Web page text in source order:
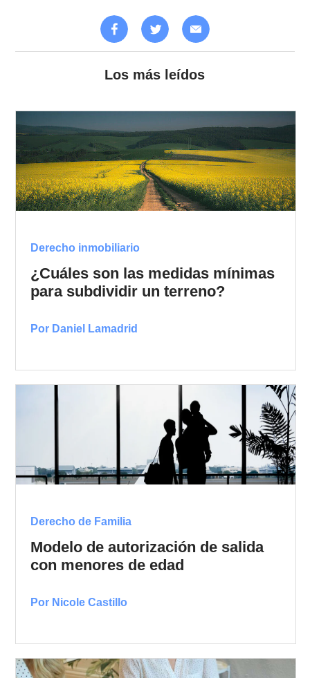
Los más leídos
Derecho inmobiliario
¿Cuáles son las medidas mínimas
para subdividir un terreno?
Por Daniel Lamadrid
Derecho de Familia
Modelo de autorización de salida
con menores de edad
Por Nicole Castillo